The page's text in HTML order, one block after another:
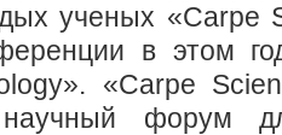
ученых «Carpe
в этом
«Carpe
форум